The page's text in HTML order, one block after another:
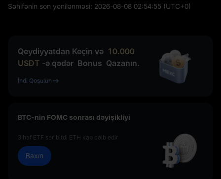
Səhifənin son yenilənməsi: 2026-08-08 02:54:55 (UTC+0)
Qeydiyyatdan Keçin və 10.000
USDT -ə qədər Bonus Qazanın.
İndi Qoşulun
BTC-nin FOMC sonrası dəyişikliyi
3 həf ETF ser bitdi ETH kap cəlb edir
Baxın